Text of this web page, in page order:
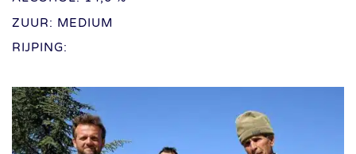
ZUUR: MEDIUM
RIJPING: